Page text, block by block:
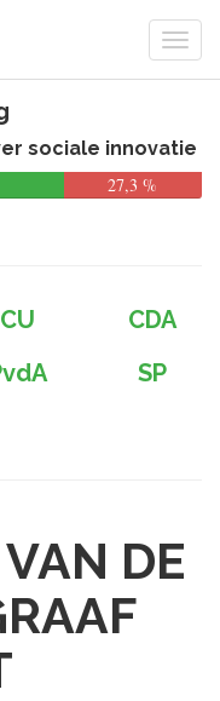
sociale innovatie
27,3 %
CU
CDA
SP
DE